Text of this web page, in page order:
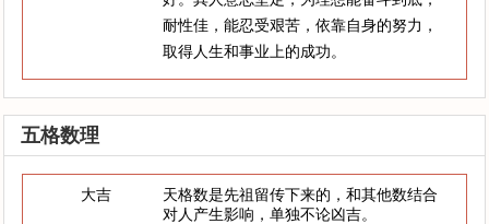
耐性佳，能忍受艰苦，依靠自身的努力，
取得人生和事业上的成功。
五格数理
大吉
天格数是先祖留传下来的，和其他数结合
对人产生影响，单独不论凶吉。